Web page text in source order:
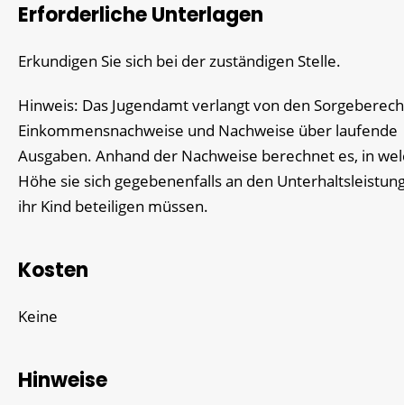
Erforderliche Unterlagen
Erkundigen Sie sich bei der zuständigen Stelle.
Hinweis: Das Jugendamt verlangt von den
Einkommensnachweise und Nachweise über laufende
Ausgaben. Anhand der Nachweise berechnet es, in
Höhe sie sich gegebenenfalls an den
ihr Kind beteiligen müssen.
Kosten
Keine
Hinweise